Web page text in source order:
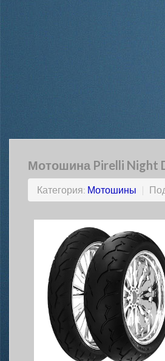
Мотошина Pirelli Night
Категория: Мотошины |